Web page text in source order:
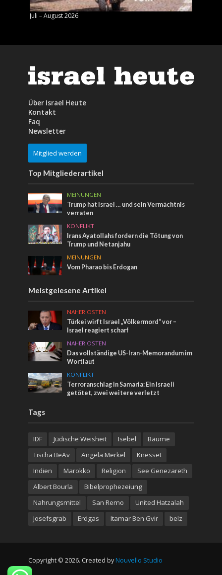
Juli – August 2026
Über Israel Heute
Kontakt
Faq
Newsletter
Mitglied werden
Top Mitgliederartikel
MEINUNGEN
Trump hat Israel … und sein Vermächtnis
verraten
KONFLIKT
Irans Ayatollahs fordern die Tötung von
Trump und Netanjahu
MEINUNGEN
Vom Pharao bis Erdogan
Meistgelesene Artikel
NAHER OSTEN
Türkei wirft Israel „Völkermord“ vor –
Israel reagiert scharf
NAHER OSTEN
Das vollständige US-Iran-Memorandum im
Wortlaut
KONFLIKT
Terroranschlag in Samaria: Ein Israeli
getötet, zwei weitere verletzt
Tags
IDF Jüdische Weisheit Isebel
Bäume
Tischa BeAv
Angela Merkel
Knesset
Indien
Marokko Religion
See Genezareth
Albert Bourla
Bibelprophezeiung
Nahrungsmittel
San Remo
United Hatzalah
Josefsgrab
Erdgas Itamar Ben Gvir belz
Copyright © 2026. Created by Nouvello Studio